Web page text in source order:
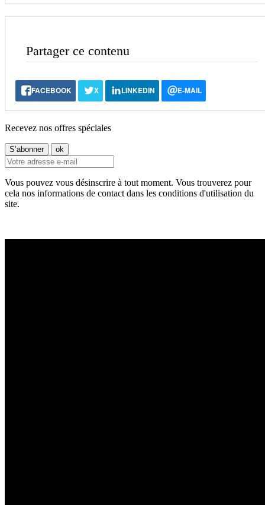
Partager ce contenu
FACEBOOK X LINKEDIN E-MAIL
Recevez nos offres spéciales
Vous pouvez vous désinscrire à tout moment. Vous trouverez pour
cela nos informations de contact dans les conditions d'utilisation du
site.